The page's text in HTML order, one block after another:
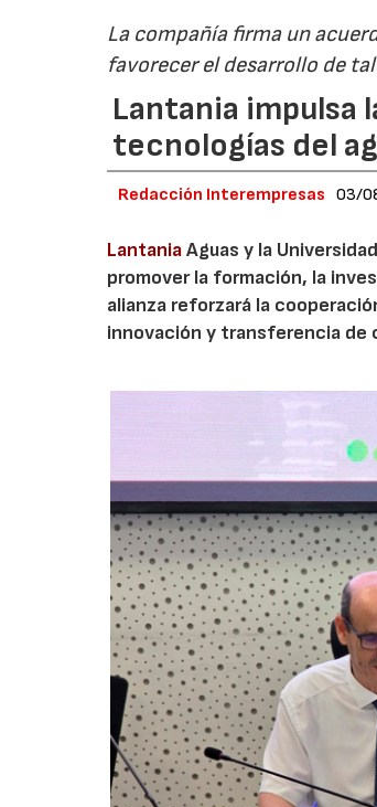
La compañía firma un
favorecer el desarrollo de
Lantania impulsa
tecnologías del
Redacción Interempresas 03/
LantaniaAguas y la
promover la formación, la
alianza reforzará la
innovación y transferencia de